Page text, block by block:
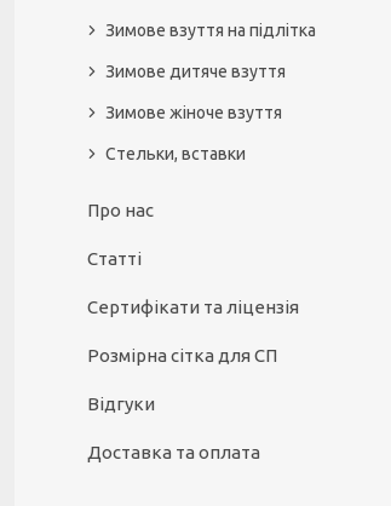
Зимове взуття на підлітка
Зимове дитяче взуття
Зимове жіноче взуття
Стельки, вставки
Про нас
Статті
Сертифікати та ліцензія
Розмірна сітка для СП
Відгуки
Доставка та оплата